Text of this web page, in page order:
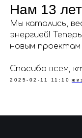
Нам 13
Мы катались,
энергией!
новым
Спасибо всем,
2025-02-11 11:10